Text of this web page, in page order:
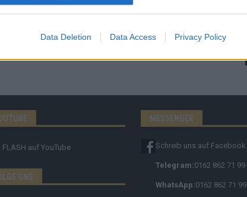
Data Deletion Data Access Privacy Policy
FLASH auf YouTube
UNS
MESSENGER
Schreib uns auf Facebook
Telegram:0162 862 71 99
WhatsApp:0162 862 71 99